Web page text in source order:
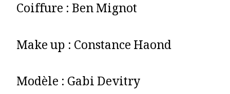
Coiffure : Ben Mignot
Make up : Constance Haond
Modèle : Gabi Devitry